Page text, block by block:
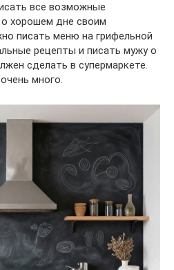
все возможные
хорошем дне своим
писать меню на грифельной
рецепты и писать мужу о
сделать в супермаркете.
много.